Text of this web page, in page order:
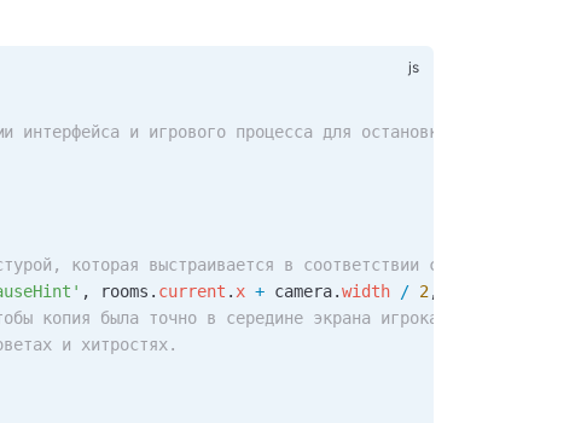
интерфейса и игрового процесса для остановки любых
которая выстраивается в соответствии с видом и
, rooms . current .x + camera.width / 2,
копия была точно в середине экрана игрока.
и хитростях.